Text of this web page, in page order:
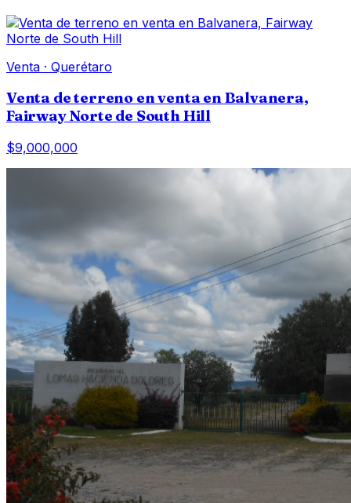
Venta · Querétaro
Venta de terreno en venta en Balvanera,
Fairway Norte de South Hill
$9,000,000